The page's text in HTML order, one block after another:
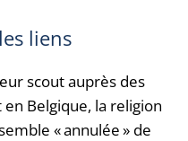
liens
scout auprès des
en Belgique, la religion
« annulée » de